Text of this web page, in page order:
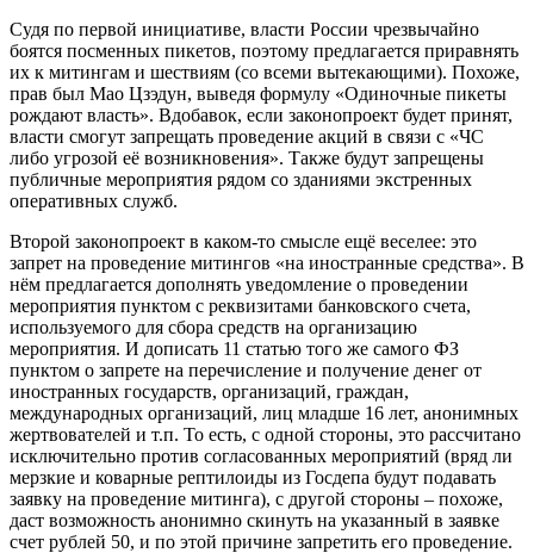
Судя по первой инициативе, власти России чрезвычайно
боятся посменных пикетов, поэтому предлагается приравнять
их к митингам и шествиям (со всеми вытекающими). Похоже,
прав был Мао Цзэдун, выведя формулу «Одиночные пикеты
рождают власть». Вдобавок, если законопроект будет принят,
власти смогут запрещать проведение акций в связи с «ЧС
либо угрозой её возникновения». Также будут запрещены
публичные мероприятия рядом со зданиями экстренных
оперативных служб.
Второй законопроект в каком-то смысле ещё веселее: это
запрет на проведение митингов «на иностранные средства». В
нём предлагается дополнять уведомление о проведении
мероприятия пунктом с реквизитами банковского счета,
используемого для сбора средств на организацию
мероприятия. И дописать 11 статью того же самого ФЗ
пунктом о запрете на перечисление и получение денег от
иностранных государств, организаций, граждан,
международных организаций, лиц младше 16 лет, анонимных
жертвователей и т.п. То есть, с одной стороны, это рассчитано
исключительно против согласованных мероприятий (вряд ли
мерзкие и коварные рептилоиды из Госдепа будут подавать
заявку на проведение митинга), с другой стороны – похоже,
даст возможность анонимно скинуть на указанный в заявке
счет рублей 50, и по этой причине запретить его проведение.